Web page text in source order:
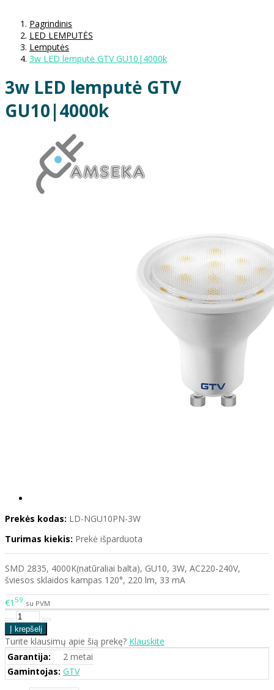
Pagrindinis
LED LEMPUTĖS
Lemputės
3w LED lemputė GTV GU10|4000k
3w LED lemputė GTV
GU10|4000k
Prekės kodas: LD-NGU10PN-3W
Turimas kiekis: Prekė išparduota
SMD 2835, 4000K(natūraliai balta), GU10, 3W, AC220-240V,
šviesos sklaidos kampas 120°, 220 lm, 33 mA
€1 59 su PVM
Turite klausimų apie šią prekę? Klauskite
Garantija:
2 metai
Gamintojas: GTV